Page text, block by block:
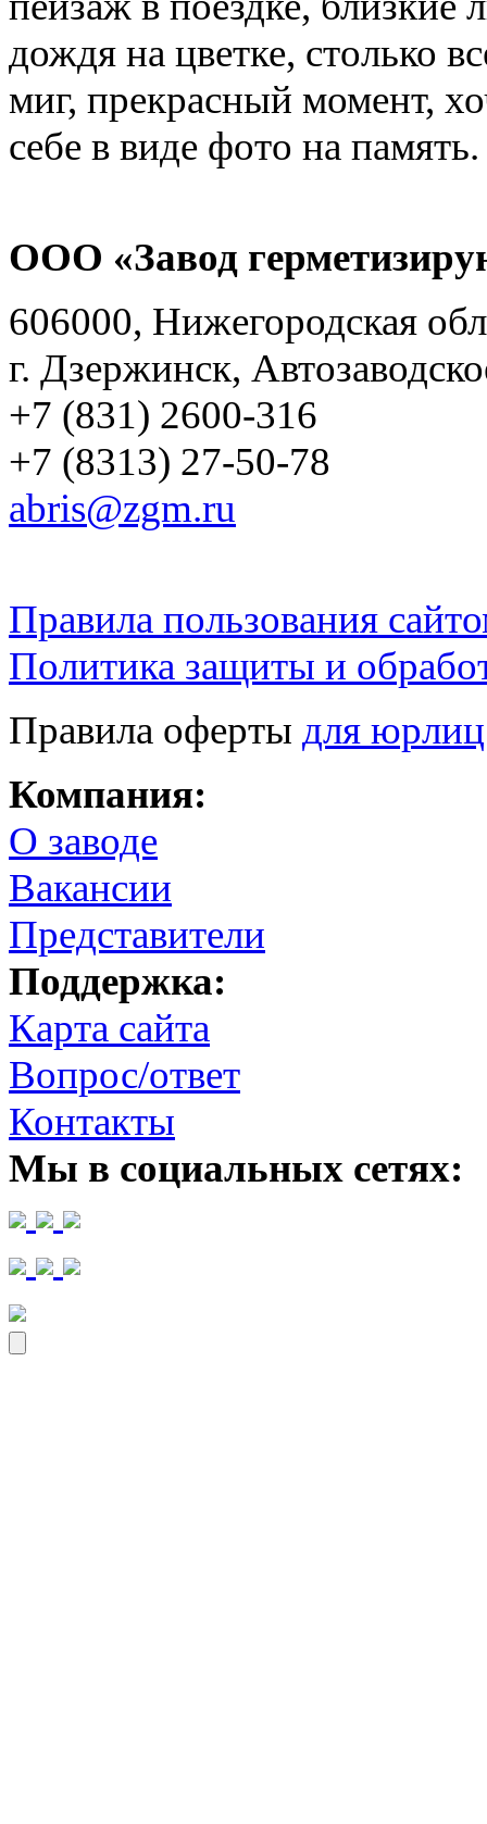
дождя на цветке, столько
миг, прекрасный момент,
себе в виде фото на память.
ООО «Завод
606000, Нижегородская
г. Дзержинск,
+7 (831) 2600-316
+7 (8313) 27-50-78
abris@zgm.ru
Правила пользования
Политика защиты и
Правила оферты для
Компания:
О заводе
Вакансии
Представители
Поддержка:
Карта сайта
Вопрос/ответ
Контакты
Мы в социальных сетях: